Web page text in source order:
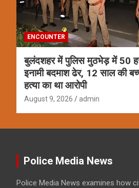
ENCOUNTER
बुलंदशहर में पुलिस मुठभेड़ में 50
इनामी बदमाश ढेर, 12 साल की
हत्या का था आरोपी
August 9, 2026 admin
Police Media News
Police Media News examines how